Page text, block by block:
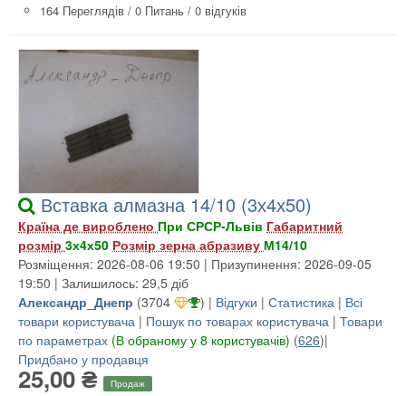
164 Переглядів / 0 Питань / 0 відгуків
Вставка алмазна 14/10 (3х4х50)
Країна де вироблено При СРСР-Львів Габаритний
розмір 3х4х50 Розмір зерна абразиву М14/10
Розміщення: 2026-08-06 19:50 | Призупинення: 2026-09-05
19:50 | Залишилось: 29,5 діб
Александр_Днепр (3704 ) | Відгуки | Статистика | Всі
товари користувача | Пошук по товарах користувача | Товари
по параметрах (В обраному у 8 користувачів) (626)|
Придбано у продавця
25,00 ₴ Продаж